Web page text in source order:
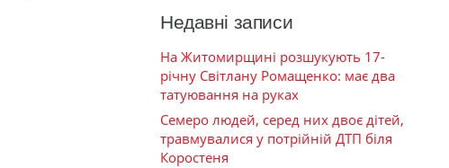
Недавні записи
На Житомирщині розшукують 17-
річну Світлану Ромащенко: має два
татуювання на руках
Семеро людей, серед них двоє дітей,
травмувалися у потрійній ДТП біля
Коростеня